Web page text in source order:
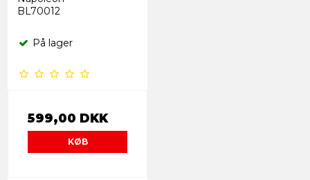
BL70012
På lager
599,00 DKK
KØB